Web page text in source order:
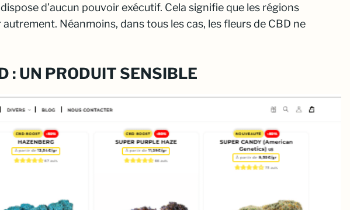
d’aucun pouvoir exécutif. Cela signifie que les régions
Néanmoins, dans tous les cas, les fleurs de CBD ne
: UN PRODUIT SENSIBLE